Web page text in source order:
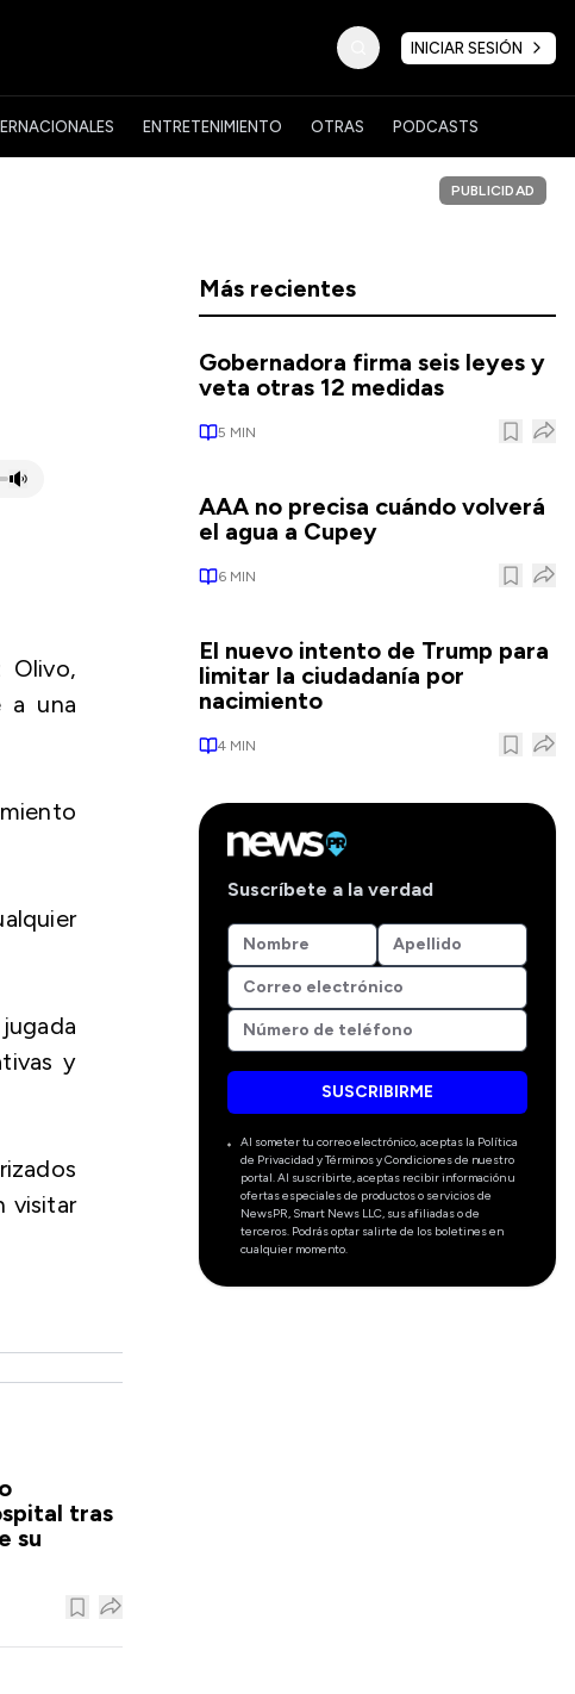
INICIAR SESIÓN
ENTRETENIMIENTO OTRAS PODCASTS
Olivo,
a una
y
visitar
tras
su
PUBLICIDAD
Más recientes
Gobernadora firma seis leyes y
veta otras 12 medidas
5 MIN
AAA no precisa cuándo volverá
el agua a Cupey
6 MIN
El nuevo intento de Trump para
limitar la ciudadanía por
nacimiento
4 MIN
Suscríbete a la verdad
SUSCRIBIRME
Al someter tu correo electrónico, aceptas la Política
de Privacidad y Términos y Condiciones de nuestro
portal. Al suscribirte, aceptas recibir información u
ofertas especiales de productos o servicios de
NewsPR, Smart News LLC, sus afiliadas o de
terceros. Podrás optar salirte de los boletines en
cualquier momento.